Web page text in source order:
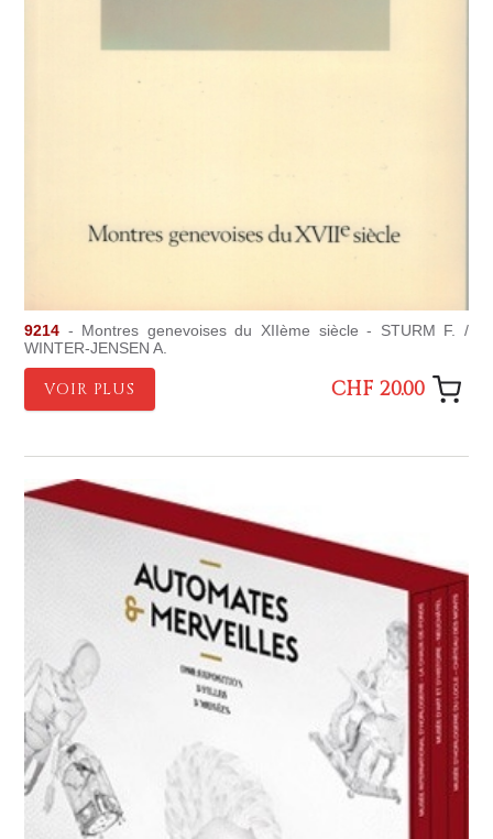
9214 - Montres genevoises du XIIème siècle - STURM F. /
WINTER-JENSEN A.
VOIR PLUS CHF 20.00